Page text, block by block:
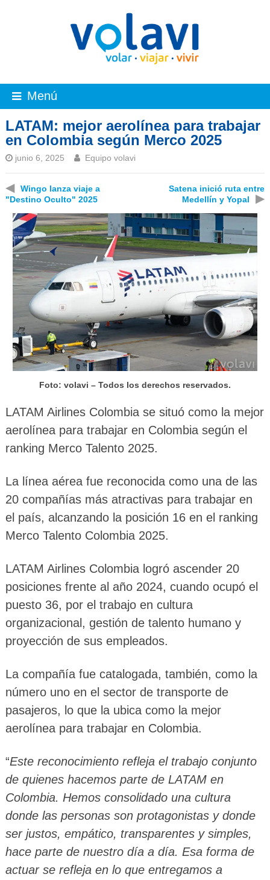
Menú
LATAM: mejor aerolínea para trabajar
en Colombia según Merco 2025
junio 6, 2025 Equipo volavi
◀
Wingo lanza viaje a
"Destino Oculto" 2025
Satena inició ruta entre
Medellín y Yopal
▶
Foto: volavi – Todos los derechos reservados.
LATAM Airlines Colombia se situó como la mejor
aerolínea para trabajar en Colombia según el
ranking Merco Talento 2025.
La línea aérea fue reconocida como una de las
20 compañías más atractivas para trabajar en
el país, alcanzando la posición 16 en el ranking
Merco Talento Colombia 2025.
LATAM Airlines Colombia logró ascender 20
posiciones frente al año 2024, cuando ocupó el
puesto 36, por el trabajo en cultura
organizacional, gestión de talento humano y
proyección de sus empleados.
La compañía fue catalogada, también, como la
número uno en el sector de transporte de
pasajeros, lo que la ubica como la mejor
aerolínea para trabajar en Colombia.
“Este reconocimiento refleja el trabajo conjunto
de quienes hacemos parte de LATAM en
Colombia. Hemos consolidado una cultura
donde las personas son protagonistas y donde
ser justos, empático, transparentes y simples,
hace parte de nuestro día a día. Esa forma de
actuar se refleja en lo que entregamos a